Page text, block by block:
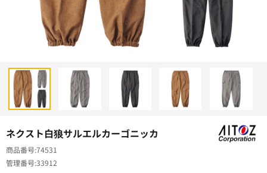
ネクスト白狼サルエルカーゴニッカ
商品番号74531
管理番号33912